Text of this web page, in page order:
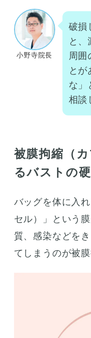
小野寺院長
破損
と
周囲
とが
な」
相談
被膜拘縮（
るバストの
バッグを体に入
セル）」という
質、感染などを
てしまうのが被膜